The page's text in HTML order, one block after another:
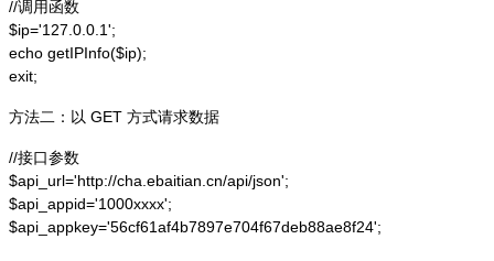
//调用函数
$ip='127.0.0.1';
echo getIPInfo($ip);
exit;
方法二：以 GET 方式请求数据
//接口参数
$api_url='http://cha.ebaitian.cn/api/json';
$api_appid='1000xxxx';
$api_appkey='56cf61af4b7897e704f67deb88ae8f24';